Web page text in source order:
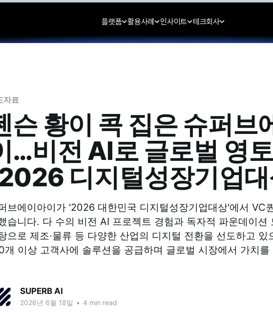
플랫폼 활용사례 인사이트 테크회사
자료
슨 황이 콕 집은 슈퍼브
…비전 AI로 글로벌 영
디지털성장기업
브에이아이가 '2026 대한민국 디지털성장기업대상'에서 VC
습니다. 다 수의 비전 AI 프로젝트 경험과 독자적 파운데이션
으로 제조·물류 등 다양한 산업의 디지털 전환을 선도하고 있
개 이상 고객사에 솔루션을 공급하며 글로벌 시장에서 가치를
SUPERB AI
2026년 6월 18일 • 4 min read